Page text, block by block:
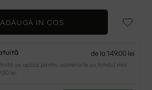
ADAUGA IN COS
de la 149.00 lei
se aplica pentru comenzile cu totalul mai
lei